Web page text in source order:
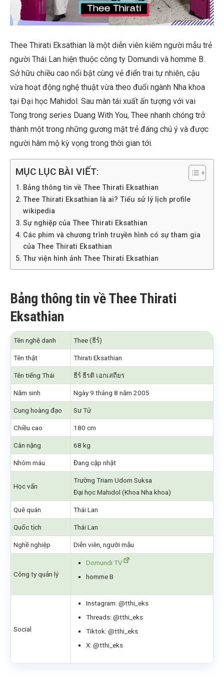
Thee Thirati Eksathian là một diễn viên kiêm người mẫu trẻ
người Thái Lan hiện thuộc công ty Domundi và homme B.
Sở hữu chiều cao nổi bật cùng vẻ điển trai tự nhiên, cậu
vừa hoạt động nghệ thuật vừa theo đuổi ngành Nha khoa
tại Đại học Mahidol. Sau màn tái xuất ấn tượng với vai
Tong trong series Duang With You, Thee nhanh chóng trở
thành một trong những gương mặt trẻ đáng chú ý và được
người hâm mộ kỳ vọng trong thời gian tới.
MỤC LỤC BÀI VIẾT:
Bảng thông tin về Thee Thirati Eksathian
Thee Thirati Eksathian là ai? Tiểu sử lý lịch profile
wikipedia
Sự nghiệp của Thee Thirati Eksathian
Các phim và chương trình truyền hình có sự tham gia
của Thee Thirati Eksathian
Thư viện hình ảnh Thee Thirati Eksathian
Bảng thông tin về Thee Thirati
Eksathian
Tên nghệ danh Thee (ธีร์)
Tên thật Thirati Eksathian
Tên tiếng Thái ธีร์ ธีรติ เอกเสถียร
Năm sinh Ngày 9 tháng 8 năm 2005
Cung hoàng đạo Sư Tử
Chiều cao 180 cm
Cân nặng 68 kg
Nhóm máu Đang cập nhật
Học vấn
Trường Triam Udom Suksa
Đại học Mahidol (Khoa Nha khoa)
Quê quán Thái Lan
Quốc tịch Thái Lan
Nghề nghiệp Diễn viên, người mẫu
Công ty quản lý
Domundi TV
homme B
Social
Instagram: @tthi_eks
Threads: @tthi_eks
Tiktok: @tthi_eks
X: @tthi_eks